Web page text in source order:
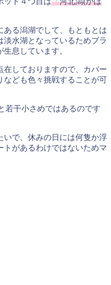
る潟湖でして、もともとは
水湖となっているためブラ
息しています。
在しておりますので、カバー
なども色々挑戦することが可
若干小さめではあるのです
いで、休みの日には何隻か浮
トがあるわけではないためマ